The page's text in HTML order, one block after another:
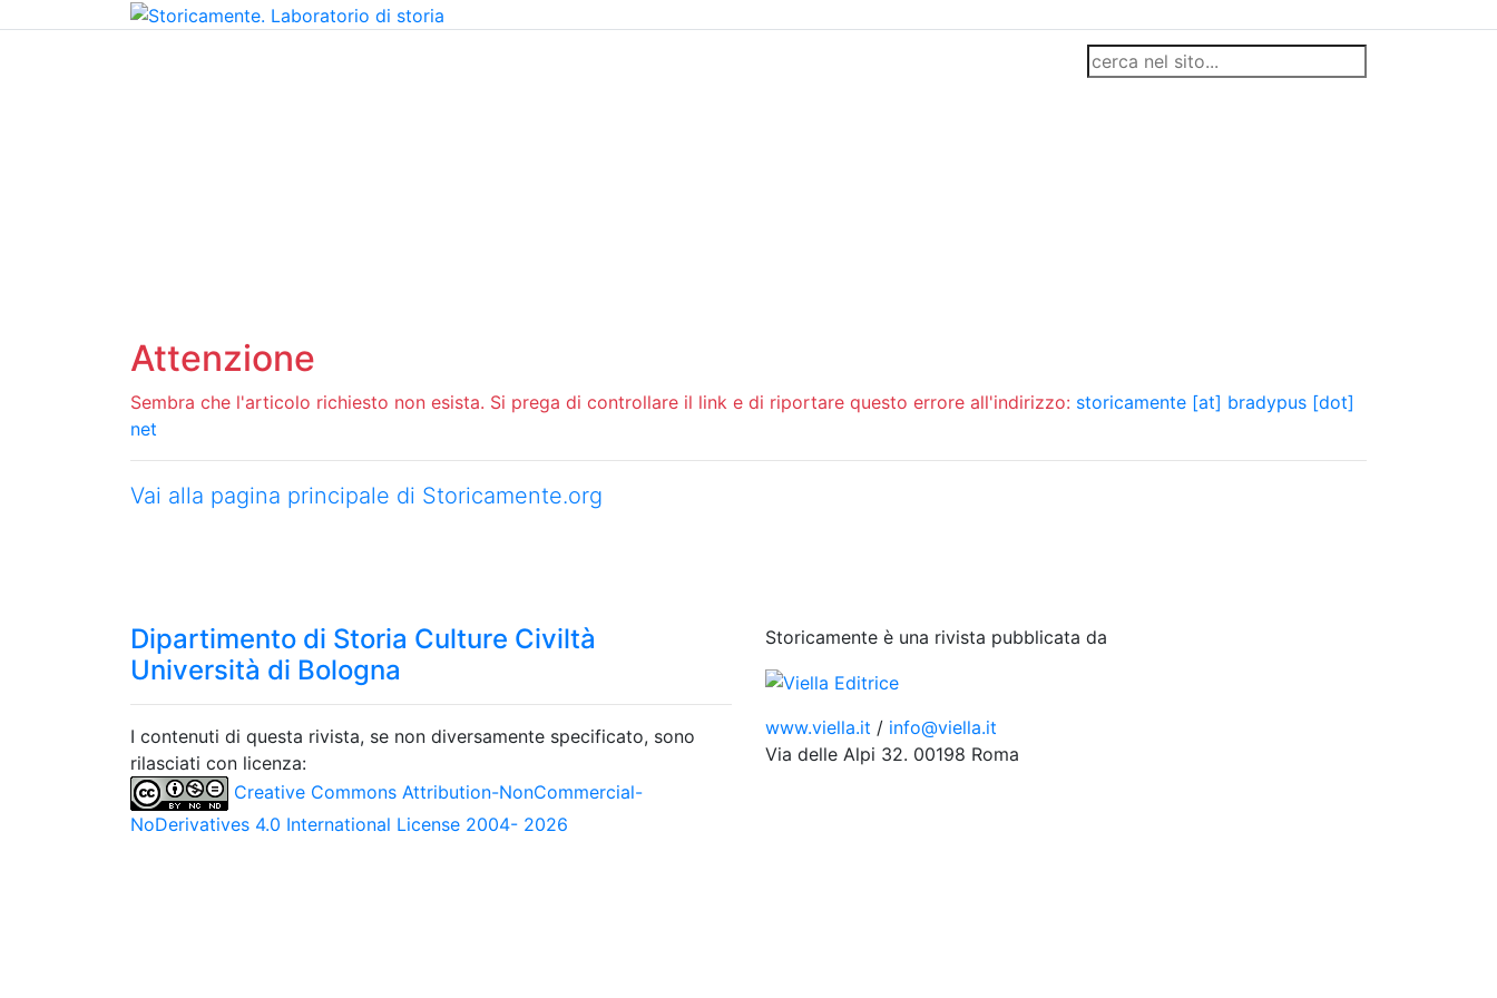
Attenzione
Sembra che l'articolo richiesto non esista. Si prega di controllare il link e di riportare questo errore all'indirizzo: storicamente [at] bradypus [dot]
net
Vai alla pagina principale di Storicamente.org
Dipartimento di Storia Culture Civiltà
Università di Bologna
I contenuti di questa rivista, se non diversamente specificato, sono
rilasciati con licenza:
Creative Commons Attribution-NonCommercial-
NoDerivatives 4.0 International License 2004- 2026
Storicamente è una rivista pubblicata da
www.viella.it / info@viella.it
Via delle Alpi 32. 00198 Roma